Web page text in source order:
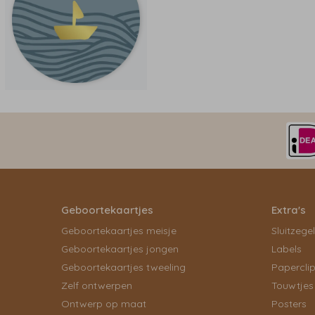
Geboortekaartjes
Geboortekaartjes meisje
Geboortekaartjes jongen
Geboortekaartjes tweeling
Zelf ontwerpen
Ontwerp op maat
Extra's
Labels
Touwtjes
Posters